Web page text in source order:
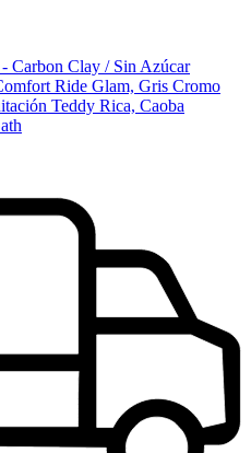
Carbon Clay / Sin Azúcar
Ride Glam, Gris Cromo
Teddy Rica, Caoba